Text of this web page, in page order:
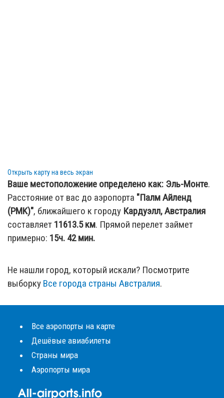
Открыть карту на весь экран
Ваше местоположение определено как: Эль-Монте.
Расстояние от вас до аэропорта "Палм Айленд
(PMK)", ближайшего к городу Кардуэлл, Австралия
составляет 11613.5км. Прямой перелет займет
примерно: 15ч. 42 мин.
Не нашли город, который искали? Посмотрите
выборку Все города страны Австралия.
Все аэропорты на карте
Дешёвые авиабилеты
Страны мира
Аэропорты мира